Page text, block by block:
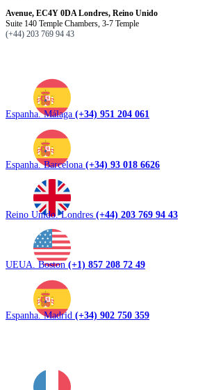
Avenue, EC4Y 0DA Londres, Reino Unido
Suite 140 Temple Chambers, 3-7 Temple
(+44) 203 769 94 43
Espanha. Málaga (+34) 951 204 061
Espanha. Barcelona (+34) 93 018 6626
Reino Unido. Londres (+44) 203 769 94 43
UEUA. Boston(+1) 857 208 72 49
Espanha. Madrid (+34) 902 750 359